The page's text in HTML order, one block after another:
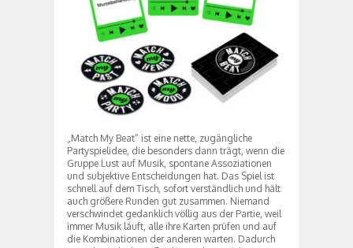
„Match My Beat“ ist eine nette, zugängliche
Partyspielidee, die besonders dann trägt, wenn die
Gruppe Lust auf Musik, spontane Assoziationen
und subjektive Entscheidungen hat. Das Spiel ist
schnell auf dem Tisch, sofort verständlich und hält
auch größere Runden gut zusammen. Niemand
verschwindet gedanklich völlig aus der Partie, weil
immer Musik läuft, alle ihre Karten prüfen und auf
die Kombinationen der anderen warten. Dadurch